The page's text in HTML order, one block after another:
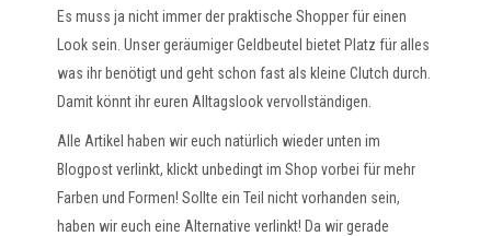
Es muss ja nicht immer der praktische Shopper für einen
Look sein. Unser geräumiger Geldbeutel bietet Platz für alles
was ihr benötigt und geht schon fast als kleine Clutch durch.
Damit könnt ihr euren Alltagslook vervollständigen.
Alle Artikel haben wir euch natürlich wieder unten im
Blogpost verlinkt, klickt unbedingt im Shop vorbei für mehr
Farben und Formen! Sollte ein Teil nicht vorhanden sein,
haben wir euch eine Alternative verlinkt! Da wir gerade